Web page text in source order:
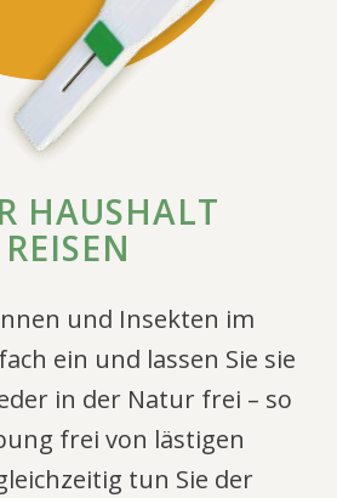
HAUSHALT
und Insekten im
ein und lassen Sie sie
in der Natur frei – so
frei von lästigen
tun Sie der